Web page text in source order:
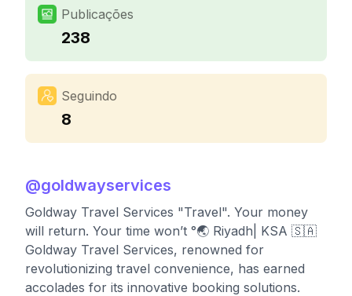
Publicações
238
Seguindo
8
@goldwayservices
Goldway Travel Services "Travel". Your money
will return. Your time won’t °🌏 Riyadh| KSA 🇸🇦
Goldway Travel Services, renowned for
revolutionizing travel convenience, has earned
accolades for its innovative booking solutions.